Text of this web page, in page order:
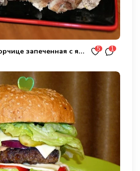
Свинина в горчице запеченная с яблоками 5 1